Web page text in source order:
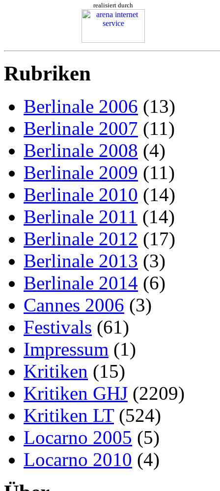
realisiert durch
Rubriken
Berlinale 2006 (13)
Berlinale 2007 (11)
Berlinale 2008 (4)
Berlinale 2009 (11)
Berlinale 2010 (14)
Berlinale 2011 (14)
Berlinale 2012 (17)
Berlinale 2013 (3)
Berlinale 2014 (6)
Cannes 2006 (3)
Festivals (61)
Impressum (1)
Kritiken (15)
Kritiken GHJ (2209)
Kritiken LT(524)
Locarno 2005 (5)
Locarno 2010 (4)